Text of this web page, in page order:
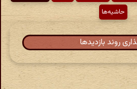
حاشیه‌ها
روند بازدیدها